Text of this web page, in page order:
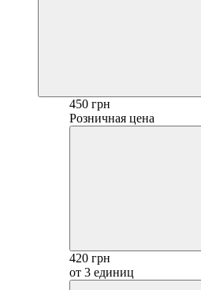
450 грн
Розничная цена
420 грн
от 3 единиц